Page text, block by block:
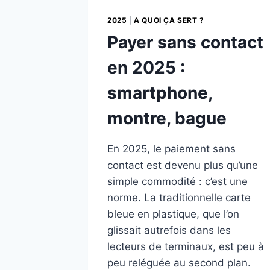
2025 |A QUOI ÇA SERT ?
Payer sans contact
en 2025 :
smartphone,
montre, bague
En 2025, le paiement sans
contact est devenu plus qu’une
simple commodité : c’est une
norme. La traditionnelle carte
bleue en plastique, que l’on
glissait autrefois dans les
lecteurs de terminaux, est peu à
peu reléguée au second plan.